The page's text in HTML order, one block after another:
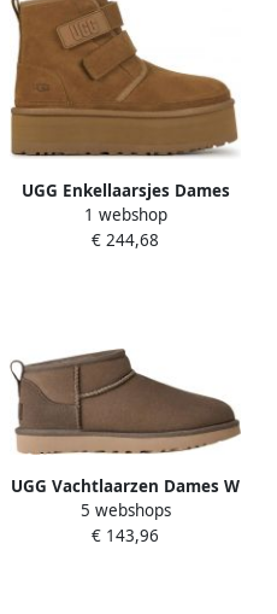
UGG Enkellaarsjes Dames
Laarzen Damesschoenen
Suède 1130554 Cognac
1 webshop
€ 244,68
UGG Vachtlaarzen Dames W
Classic Ultra Mini Maat: 39
Materiaal: Suède Kleur:
5 webshops
€ 143,96